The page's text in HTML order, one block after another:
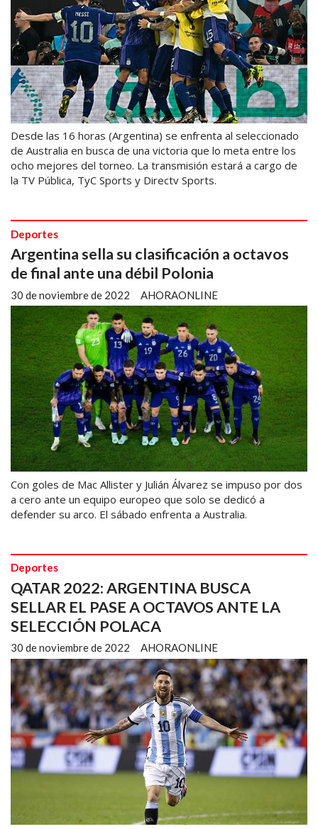
Desde las 16 horas (Argentina) se enfrenta al seleccionado
de Australia en busca de una victoria que lo meta entre los
ocho mejores del torneo. La transmisión estará a cargo de
la TV Pública, TyC Sports y Directv Sports.
Argentina sella su clasificación a octavos
de final ante una débil Polonia
AHORAONLINE
Deportes
30 de noviembre de 2022
Con goles de Mac Allister y Julián Álvarez se impuso por dos
a cero ante un equipo europeo que solo se dedicó a
defender su arco. El sábado enfrenta a Australia.
QATAR 2022: ARGENTINA BUSCA
SELLAR EL PASE A OCTAVOS ANTE LA
SELECCIÓN POLACA
AHORAONLINE
Deportes
30 de noviembre de 2022